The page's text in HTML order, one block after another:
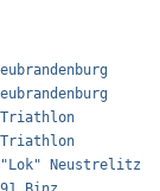
97 LG
97 LG
97 SCN/
97 SCN/
"Lok"